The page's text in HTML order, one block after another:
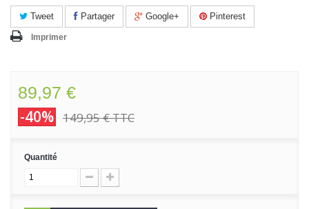
Tweet Partager Google+ Pinterest
Imprimer
89,97 €
-40% 149,95 €TTC
Quantité